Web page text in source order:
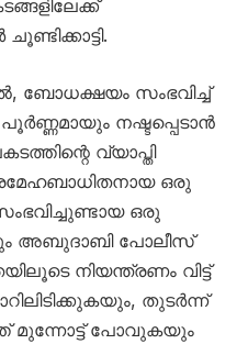
ബോധക്ഷയം സംഭവിച്ച്
നഷ്ടപ്പെടാൻ
വ്യാപ്തി
ഒരു
ഒരു
അബുദാബി പോലീസ്
നിയന്ത്രണം വിട്ട്
തുടർന്ന്
മുന്നോട്ട് പോവുകയും